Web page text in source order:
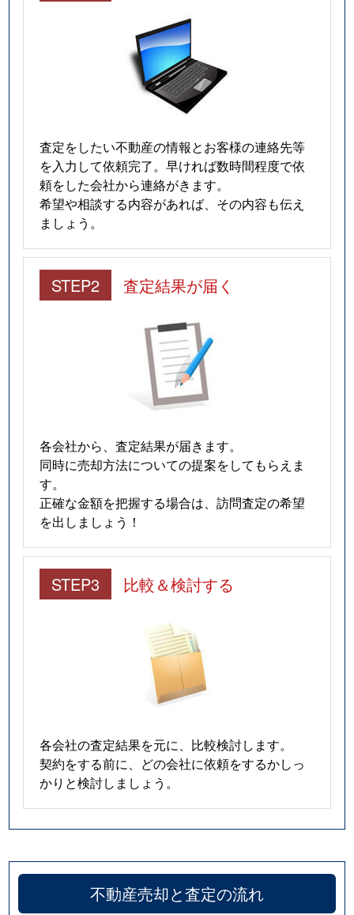
査定をしたい不動産の情報とお客様の連絡先等
を入力して依頼完了。早ければ数時間程度で依
頼をした会社から連絡がきます。
希望や相談する内容があれば、その内容も伝え
ましょう。
STEP2 査定結果が届く
各会社から、査定結果が届きます。
同時に売却方法についての提案をしてもらえま
す。
正確な金額を把握する場合は、訪問査定の希望
を出しましょう！
STEP3 比較＆検討する
各会社の査定結果を元に、比較検討します。
契約をする前に、どの会社に依頼をするかしっ
かりと検討しましょう。
不動産売却と査定の流れ